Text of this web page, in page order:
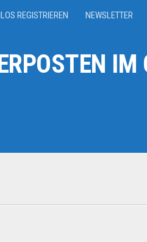
REGISTRIEREN NEWSLETTER
IM